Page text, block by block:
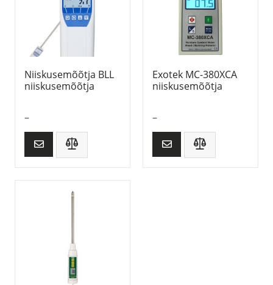
Niiskusemõõtja BLL
niiskusemõõtja
–
Exotek MC-380XCA
niiskusemõõtja
–